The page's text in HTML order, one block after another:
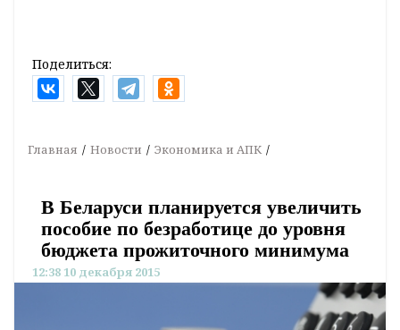
Поделиться:
Главная Новости Экономика и АПК
В Беларуси планируется увеличить
пособие по безработице до уровня
бюджета прожиточного минимума
12:38 10 декабря 2015